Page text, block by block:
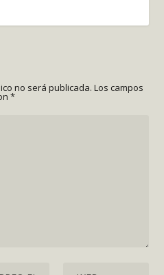
no será publicada. Los campos
*